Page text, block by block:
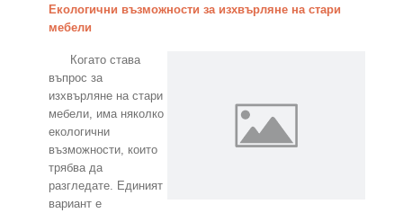
Екологични възможности за изхвърляне на стари
мебели
Когато става
въпрос за
изхвърляне на стари
мебели, има няколко
екологични
възможности, които
трябва да
разгледате. Единият
вариант е